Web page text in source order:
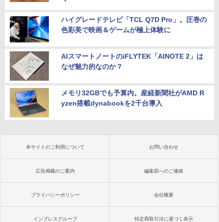
ハイグレードテレビ「TCL Q7D Pro」。圧巻の
色彩美で映画＆ゲームが極上体験に
AIスマートノートのiFLYTEK「AINOTE 2」は
なぜ魅力的なのか？
メモリ32GBでも予算内。産経新聞社がAMD R
yzen搭載dynabookを2千台導入
本サイトのご利用について お問い合わせ
広告掲載のご案内 編集部へのご連絡
プライバシーポリシー 会社概要
インプレスグループ 特定商取引法に基づく表示